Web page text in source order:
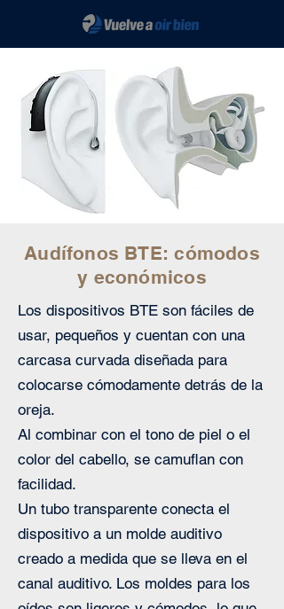
Audífonos BTE: cómodos
y económicos
Los dispositivos BTE son fáciles de
usar, pequeños y cuentan con una
carcasa curvada diseñada para
colocarse cómodamente detrás de la
oreja.
Al combinar con el tono de piel o el
color del cabello, se camuflan con
facilidad.
Un tubo transparente conecta el
dispositivo a un molde auditivo
creado a medida que se lleva en el
canal auditivo. Los moldes para los